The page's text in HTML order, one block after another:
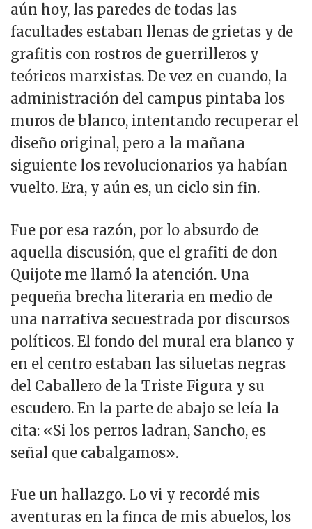
aún hoy, las paredes de todas las
facultades estaban llenas de grietas y de
grafitis con rostros de guerrilleros y
teóricos marxistas. De vez en cuando, la
administración del campus pintaba los
muros de blanco, intentando recuperar el
diseño original, pero a la mañana
siguiente los revolucionarios ya habían
vuelto. Era, y aún es, un ciclo sin fin.
Fue por esa razón, por lo absurdo de
aquella discusión, que el grafiti de don
Quijote me llamó la atención. Una
pequeña brecha literaria en medio de
una narrativa secuestrada por discursos
políticos. El fondo del mural era blanco y
en el centro estaban las siluetas negras
del Caballero de la Triste Figura y su
escudero. En la parte de abajo se leía la
cita: «Si los perros ladran, Sancho, es
señal que cabalgamos».
Fue un hallazgo. Lo vi y recordé mis
aventuras en la finca de mis abuelos, los